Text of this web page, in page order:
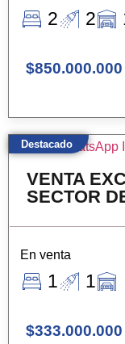
2 2
$850.000.000
VENTA
SECTOR
En venta
1 1
$333.000.000
Destacado